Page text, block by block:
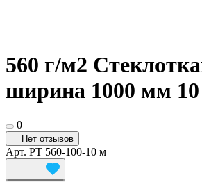
560 г/м2
ширина 1000 мм
0
Нет отзывов
Арт. РТ 560-100-10 м